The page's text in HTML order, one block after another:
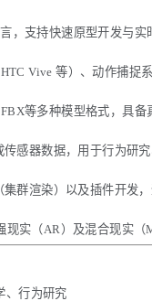
，支持快速原型开发与
Vive 等）、动作捕捉
等多种模型格式，具
感器数据，用于行为研
群渲染）以及插件开发
实（AR）及混合现实（
、行为研究